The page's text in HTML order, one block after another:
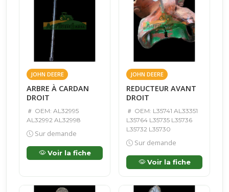
JOHN DEERE
ARBRE À CARDAN
DROIT
OEM: AL32995
AL32992 AL32998
Sur demande
Voir la fiche
JOHN DEERE
REDUCTEUR AVANT
DROIT
OEM: L35741 AL33351
L35764 L35735 L35736
L35732 L35730
Sur demande
Voir la fiche